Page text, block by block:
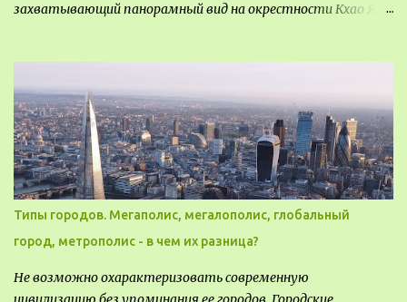
захватывающий панорамный вид на окрестности Кхао Яй.
могли бы свободно попасть, не заходя в само заведение.
Типы городов. Мегаполис, мегалополис, глобальный
город, метрополис - в чем их разница?
Не возможно охарактеризовать современную